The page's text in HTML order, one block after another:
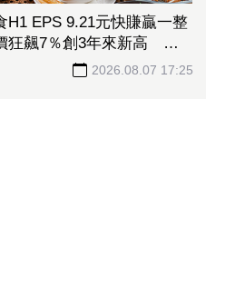
H1 EPS 9.21元快賺贏一整
狂飆7％創3年來新高
Buffet」瘋狂吸金2026.08.07 17:25